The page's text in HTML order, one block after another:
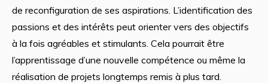
de reconfiguration de ses aspirations. L’identification des
passions et des intérêts peut orienter vers des objectifs
à la fois agréables et stimulants. Cela pourrait être
l’apprentissage d’une nouvelle compétence ou même la
réalisation de projets longtemps remis à plus tard.